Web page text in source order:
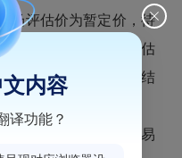
评估价为暂定价，待
、配建房对接价格评估
要按新的价格据实结
市不动产登记和交易
内容
译功能？